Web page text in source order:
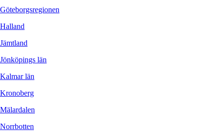
Göteborgsregionen
Halland
Jämtland
Jönköpings län
Kalmar län
Kronoberg
Mälardalen
Norrbotten